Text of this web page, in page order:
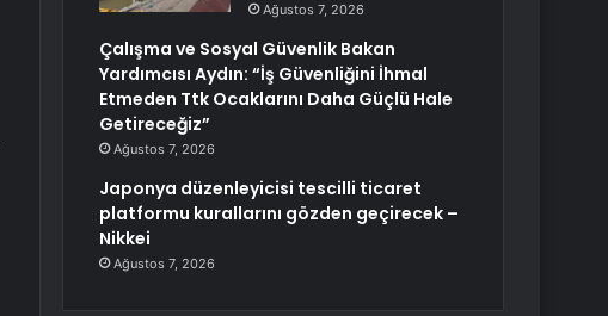
Ağustos 7, 2026
Çalışma ve Sosyal Güvenlik Bakan
Yardımcısı Aydın: “İş Güvenliğini İhmal
Etmeden Ttk Ocaklarını Daha Güçlü Hale
Getireceğiz”
Ağustos 7, 2026
Japonya düzenleyicisi tescilli ticaret
platformu kurallarını gözden geçirecek –
Nikkei
Ağustos 7, 2026